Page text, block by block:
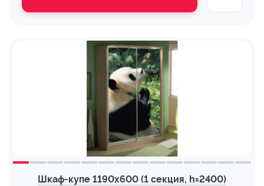
Шкаф-купе 1190х600 (1 секция, h=2400)